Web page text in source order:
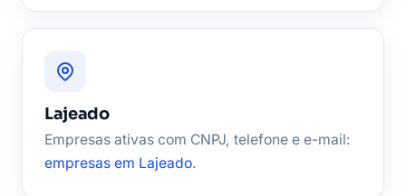
Lajeado
Empresas ativas com CNPJ, telefone e e-mail:
empresas em Lajeado.